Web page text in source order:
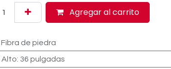
Agregar al carrito
Fibra de piedra
Alto: 36 pulgadas